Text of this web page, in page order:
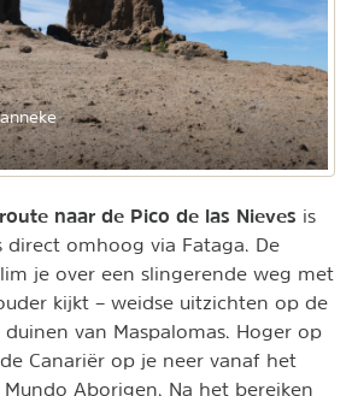
naar de Pico de las Nieves is
direct omhoog via Fataga. De
je over een slingerende weg met
kijkt – weidse uitzichten op de
van Maspalomas. Hoger op
Canariër op je neer vanaf het
Aborigen. Na het bereiken